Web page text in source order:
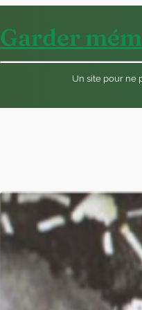
Garder
Un site pour ne